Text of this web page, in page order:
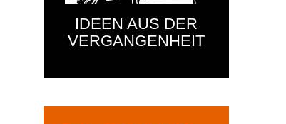
IDEEN AUS DER
VERGANGENHEIT